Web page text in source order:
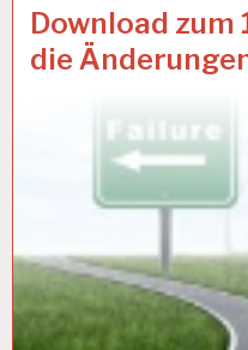
12-
STUNDEN-
ARBEITSTAG…
Download zum
die
27 SEP. 2018